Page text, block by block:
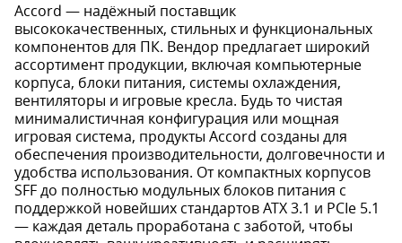
Accord — надёжный поставщик
высококачественных, стильных и функциональных
компонентов для ПК. Вендор предлагает широкий
ассортимент продукции, включая компьютерные
корпуса, блоки питания, системы охлаждения,
вентиляторы и игровые кресла. Будь то чистая
минималистичная конфигурация или мощная
игровая система, продукты Accord созданы для
обеспечения производительности, долговечности и
удобства использования. От компактных корпусов
SFF до полностью модульных блоков питания с
поддержкой новейших стандартов ATX 3.1 и PCIe 5.1
— каждая деталь проработана с заботой, чтобы